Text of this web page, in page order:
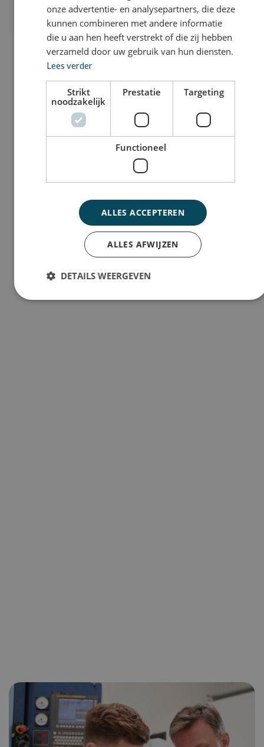
onze advertentie- en analysepartners, die deze
kunnen combineren met andere informatie
die u aan hen heeft verstrekt of die zij hebben
verzameld door uw gebruik van hun diensten.
Lees verder
Strikt
noodzakelijk
Prestatie Targeting
Functioneel
ALLES ACCEPTEREN
ALLES AFWIJZEN
DETAILS WEERGEVEN